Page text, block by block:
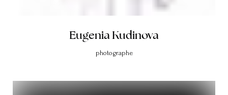
Eugenia Kudinova
photographe